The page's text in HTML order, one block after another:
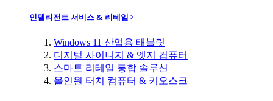
인텔리전트 서비스 & 리테일
Windows 11 산업용 태블릿
디지털 사이니지 & 엣지 컴퓨터
스마트 리테일 통합 솔루션
올인원 터치 컴퓨터 & 키오스크